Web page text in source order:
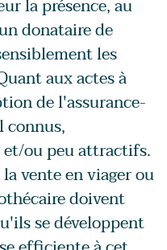
la présence, au
donataire de
les
aux actes à
de l'assurance-
connus,
et/ou peu attractifs.
vente en viager ou
doivent
se développent